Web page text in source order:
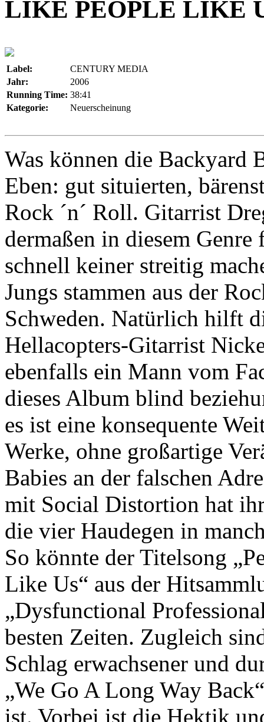
LIKE PEOPLE LIKE
Label:
CENTURY MEDIA
Jahr:
2006
Running Time: 38:41
Kategorie:
Neuerscheinung
Was können die Backyard
Eben: gut situierten,
Rock ´n´ Roll. Gitarrist
dermaßen in diesem Genre
schnell keiner streitig
Jungs stammen aus der
Schweden. Natürlich hilft
Hellacopters-Gitarrist
ebenfalls ein Mann vom
dieses Album blind
es ist eine konsequente
Werke, ohne großartige
Babies an der falschen
mit Social Distortion hat
die vier Haudegen in
So könnte der Titelsong
Like Us“ aus der
„Dysfunctional
besten Zeiten. Zugleich
Schlag erwachsener und
„We Go A Long Way
ist. Vorbei ist die Hektik